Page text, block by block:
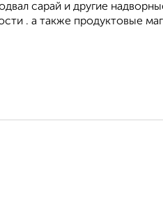
сарай и другие
. а также продуктовые